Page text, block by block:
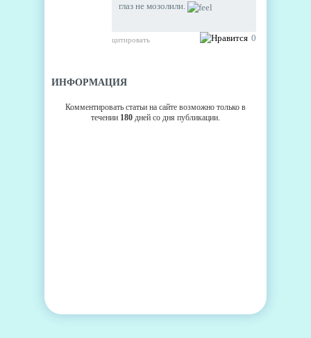
глаз не мозолили.
0
цитировать
ИНФОРМАЦИЯ
Комментировать статьи на сайте возможно только в
течении 180 дней со дня публикации.